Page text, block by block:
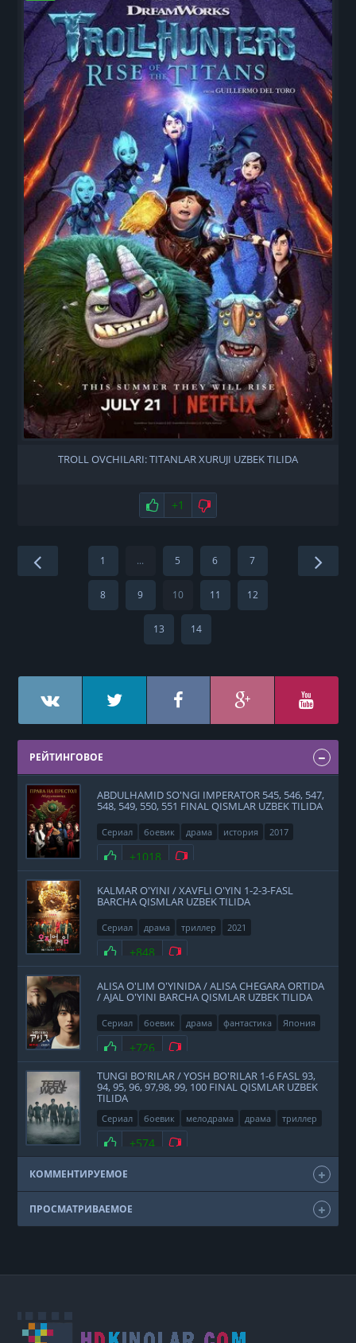
TROLL OVCHILARI: TITANLAR XURUJI UZBEK TILIDA
Нравится
+1 Не нравится
1 ... 5 6 7
8 9 10 11 12
13 14
РЕЙТИНГОВОЕ
ABDULHAMID SO'NGI IMPERATOR 545, 546, 547,
548, 549, 550, 551 FINAL QISMLAR UZBEK TILIDA
Сериал боевик драма история 2017
Нравится
+1018 Не нравится
KALMAR O'YINI / XAVFLI O'YIN 1-2-3-FASL
BARCHA QISMLAR UZBEK TILIDA
Сериал драма триллер 2021
Нравится
+848 Не нравится
ALISA O'LIM O'YINIDA / ALISA CHEGARA ORTIDA
/ AJAL O'YINI BARCHA QISMLAR UZBEK TILIDA
Сериал боевик драма фантастика
Япония
2020
Нравится
+726 Не нравится
TUNGI BO'RILAR / YOSH BO'RILAR 1-6 FASL 93,
94, 95, 96, 97,98, 99, 100 FINAL QISMLAR UZBEK
TILIDA
Сериал боевик мелодрама драма
триллер
фэнтези
США 2011
Нравится
+574 Не нравится
КОММЕНТИРУЕМОЕ
ПРОСМАТРИВАЕМОЕ